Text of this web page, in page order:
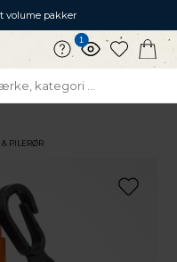
volume pakker
1
PILERØR